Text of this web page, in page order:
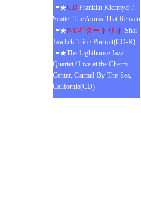
★CD Franklin Kiermyer /
Scatter The Atoms That Remain
★NYギタートリオ Shai
Jaschek Trio / Portrait(CD-R)
★The Lighthouse Jazz
Quartet / Live at the Cherry
Center, Carmel-By-The-Sea,
California(CD)